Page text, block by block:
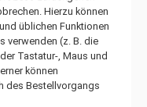
Hierzu können
üblichen Funktionen
verwenden (z. B. die
Tastatur-, Maus und
können
des Bestellvorgangs